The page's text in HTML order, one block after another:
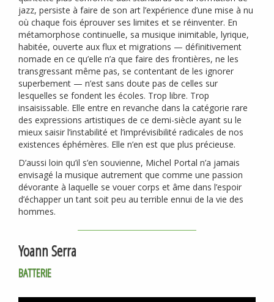
jazz, persiste à faire de son art l’expérience d’une mise à nu
où chaque fois éprouver ses limites et se réinventer. En
métamorphose continuelle, sa musique inimitable, lyrique,
habitée, ouverte aux flux et migrations — définitivement
nomade en ce qu’elle n’a que faire des frontières, ne les
transgressant même pas, se contentant de les ignorer
superbement — n’est sans doute pas de celles sur
lesquelles se fondent les écoles. Trop libre. Trop
insaisissable. Elle entre en revanche dans la catégorie rare
des expressions artistiques de ce demi-siècle ayant su le
mieux saisir l’instabilité et l’imprévisibilité radicales de nos
existences éphémères. Elle n’en est que plus précieuse.
D’aussi loin qu’il s’en souvienne, Michel Portal n’a jamais
envisagé la musique autrement que comme une passion
dévorante à laquelle se vouer corps et âme dans l’espoir
d’échapper un tant soit peu au terrible ennui de la vie des
hommes.
Yoann Serra
BATTERIE